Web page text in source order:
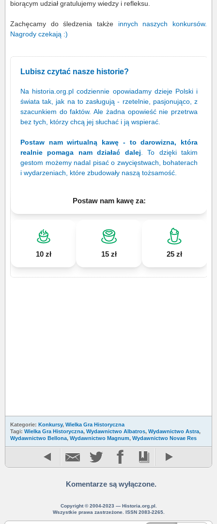
biorącym udział gratulujemy wiedzy i refleksu.
Zachęcamy do śledzenia także innych naszych konkursów.
Nagrody czekają :)
Lubisz czytać nasze historie?
Na historia.org.pl codziennie opowiadamy dzieje Polski i
świata tak, jak na to zasługują - rzetelnie, pasjonująco, z
szacunkiem do faktów. Ale żadna opowieść nie przetrwa
bez tych, którzy chcą jej słuchać i ją wspierać.
Postaw nam wirtualną kawę - to darowizna, która
realnie pomaga nam działać dalej . To dzięki takim
gestom możemy nadal pisać o zwycięstwach, bohaterach
i wydarzeniach, które zbudowały naszą tożsamość.
Postaw nam kawę za:
10 zł 15 zł 25 zł
Kategorie: Konkursy, Wielka Gra Historyczna
Tagi: Wielka Gra Historyczna, Wydawnictwo Albatros, Wydawnictwo Astra,
Wydawnictwo Bellona, Wydawnictwo Magnum, Wydawnictwo Novae Res
Komentarze są wyłączone.
Copyright © 2004-2023 — Historia.org.pl.
Wszystkie prawa zastrzeżone. ISSN 2083-2265.